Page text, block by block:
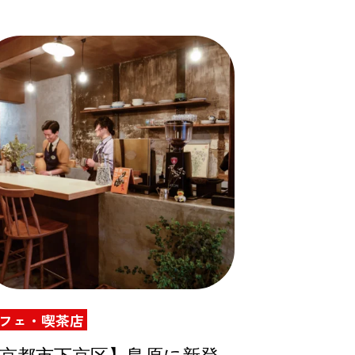
ェ・喫茶店